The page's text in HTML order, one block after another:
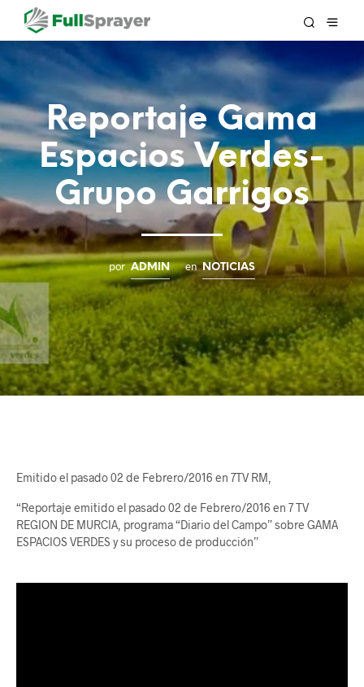
Reportaje Gama
Espacios Verdes-
Grupo Garrigos
por ADMIN en NOTICIAS
Emitido el pasado 02 de Febrero/2016 en 7TV RM,
“Reportaje emitido el pasado 02 de Febrero/2016 en 7 TV
REGION DE MURCIA, programa “Diario del Campo” sobre GAMA
ESPACIOS VERDES y su proceso de producción”